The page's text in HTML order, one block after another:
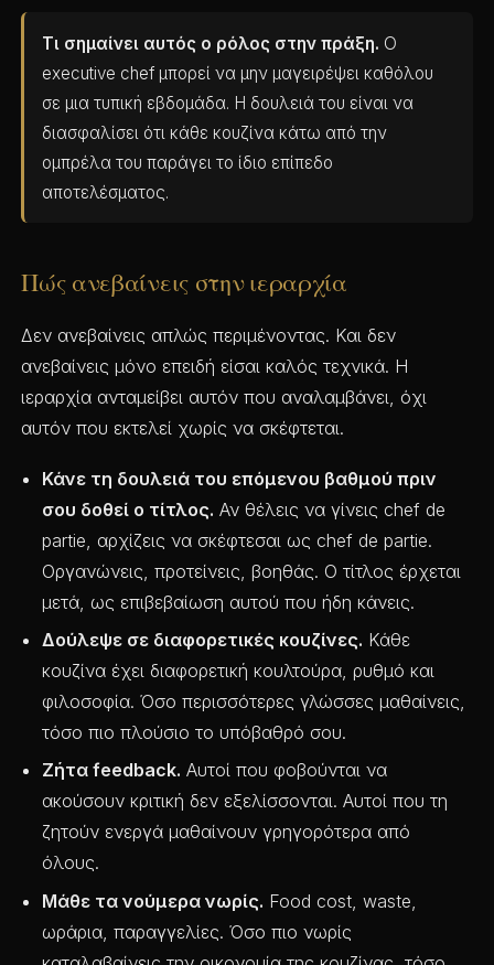
Τι σημαίνει αυτός ο ρόλος στην πράξη. Ο
executive chef μπορεί να μην μαγειρέψει καθόλου
σε μια τυπική εβδομάδα. Η δουλειά του είναι να
διασφαλίσει ότι κάθε κουζίνα κάτω από την
ομπρέλα του παράγει το ίδιο επίπεδο
αποτελέσματος.
Πώς ανεβαίνεις στην ιεραρχία
Δεν ανεβαίνεις απλώς περιμένοντας. Και δεν
ανεβαίνεις μόνο επειδή είσαι καλός τεχνικά. Η
ιεραρχία ανταμείβει αυτόν που αναλαμβάνει, όχι
αυτόν που εκτελεί χωρίς να σκέφτεται.
Κάνε τη δουλειά του επόμενου βαθμού πριν
σου δοθεί ο τίτλος. Αν θέλεις να γίνεις chef de
partie, αρχίζεις να σκέφτεσαι ως chef de partie.
Οργανώνεις, προτείνεις, βοηθάς. Ο τίτλος έρχεται
μετά, ως επιβεβαίωση αυτού που ήδη κάνεις.
Δούλεψε σε διαφορετικές κουζίνες. Κάθε
κουζίνα έχει διαφορετική κουλτούρα, ρυθμό και
φιλοσοφία. Όσο περισσότερες γλώσσες μαθαίνεις,
τόσο πιο πλούσιο το υπόβαθρό σου.
Ζήτα feedback. Αυτοί που φοβούνται να
ακούσουν κριτική δεν εξελίσσονται. Αυτοί που τη
ζητούν ενεργά μαθαίνουν γρηγορότερα από
όλους.
Μάθε τα νούμερα νωρίς. Food cost, waste,
ωράρια, παραγγελίες. Όσο πιο νωρίς